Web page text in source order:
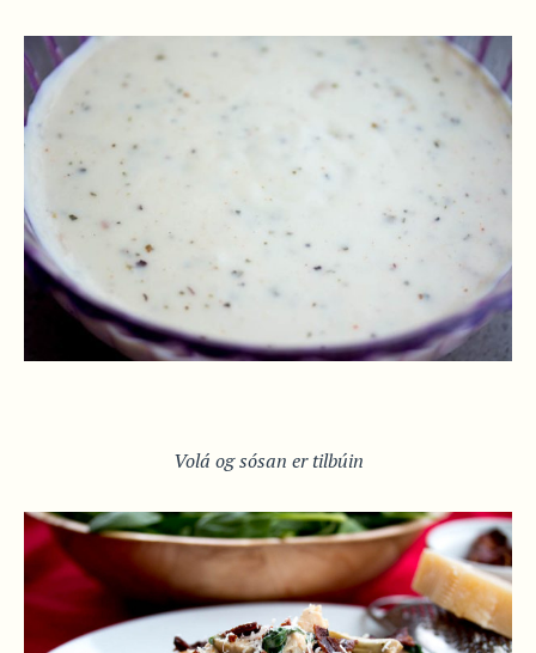
Volá og sósan er tilbúin